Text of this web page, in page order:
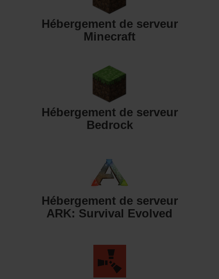
Hébergement de serveur
Minecraft
Hébergement de serveur
Bedrock
Hébergement de serveur
ARK: Survival Evolved